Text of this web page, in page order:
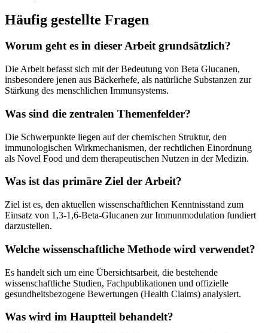
Häufig gestellte Fragen
Worum geht es in dieser Arbeit grundsätzlich?
Die Arbeit befasst sich mit der Bedeutung von Beta Glucanen,
insbesondere jenen aus Bäckerhefe, als natürliche Substanzen zur
Stärkung des menschlichen Immunsystems.
Was sind die zentralen Themenfelder?
Die Schwerpunkte liegen auf der chemischen Struktur, den
immunologischen Wirkmechanismen, der rechtlichen Einordnung
als Novel Food und dem therapeutischen Nutzen in der Medizin.
Was ist das primäre Ziel der Arbeit?
Ziel ist es, den aktuellen wissenschaftlichen Kenntnisstand zum
Einsatz von 1,3-1,6-Beta-Glucanen zur Immunmodulation fundiert
darzustellen.
Welche wissenschaftliche Methode wird verwendet?
Es handelt sich um eine Übersichtsarbeit, die bestehende
wissenschaftliche Studien, Fachpublikationen und offizielle
gesundheitsbezogene Bewertungen (Health Claims) analysiert.
Was wird im Hauptteil behandelt?